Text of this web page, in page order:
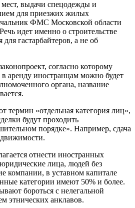
мест, выдачи спецодежды и
для приезжих жилых
ФМС Московской области
идет именно о строительстве
гастарбайтеров, а не об
согласно которому
аренду иностранцам можно будет
органа, название
термин «отдельная категория лиц»,
будут проходить
порядке». Например, сдача
отнести иностранных
лица, людей без
компании, в уставном капитале
категории имеют 50% и более.
бороться с нелегальной
этнических анклавов.